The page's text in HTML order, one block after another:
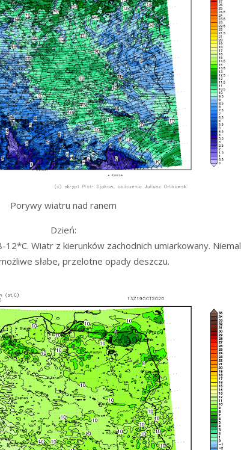
Porywy wiatru nad ranem
Dzień:
Wiatr z kierunków zachodnich umiarkowany. Niemal
słabe, przelotne opady deszczu.